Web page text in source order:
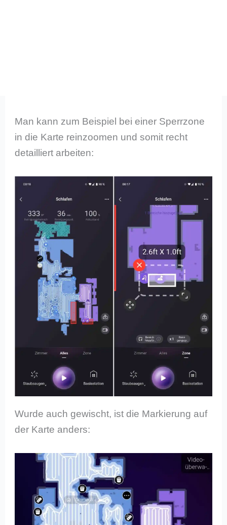
Man kann zum Beispiel bei einer Sperrzone
in die Karte reinzoomen und somit recht
detailliert arbeiten:
Wurde auch gewischt, ist die Markierung auf
der Karte anders: